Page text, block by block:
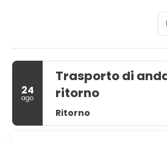
schermo piatto. Presso questo
troverete asciugamani e lenzuola
struttura è disponibile una
continentale o italiana. L'aeroporto (Aeroporto di
Lampedusa) è a 3 km dalla
c’è una navetta aeroportuale a
dalla struttura.
24
ago
Trasporto di
ritorno
Ritorno